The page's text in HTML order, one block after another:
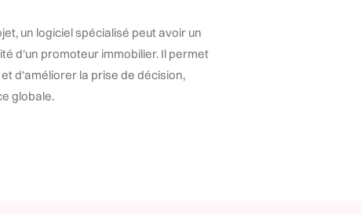
un logiciel spécialisé peut avoir un
d'un promoteur immobilier. Il permet
d'améliorer la prise de décision,
globale.